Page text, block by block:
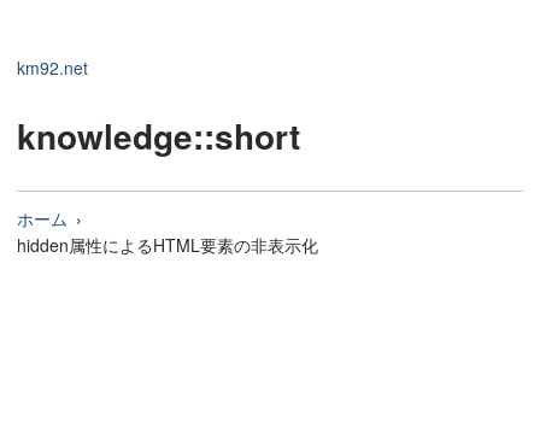
km92.net
knowledge::short
ホーム
hidden属性によるHTML要素の非表示化